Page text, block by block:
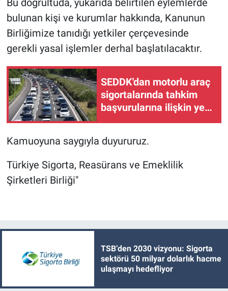
Bu doğrultuda, yukarıda belirtilen eylemlerde
bulunan kişi ve kurumlar hakkında, Kanunun
Birliğimize tanıdığı yetkiler çerçevesinde
gerekli yasal işlemler derhal başlatılacaktır.
SEDDK'dan motorlu araç
sigortalarında tahkim
başvurularına ilişkin yeni
düzenleme
Kamuoyuna saygıyla duyururuz.
Türkiye Sigorta, Reasürans ve Emeklilik
Şirketleri Birliği"
TSB’den 2030 vizyonu: Sigorta
sektörü 50 milyar dolarlık hacme
ulaşmayı hedefliyor